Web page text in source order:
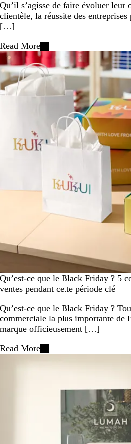
Qu’il s’agisse de faire évoluer leur
clientèle, la réussite des entreprises
[…]
Read More
Qu’est-ce que le Black Friday ? 5
ventes pendant cette période clé
Qu’est-ce que le Black Friday ?
commerciale la plus importante de
marque officieusement […]
Read More